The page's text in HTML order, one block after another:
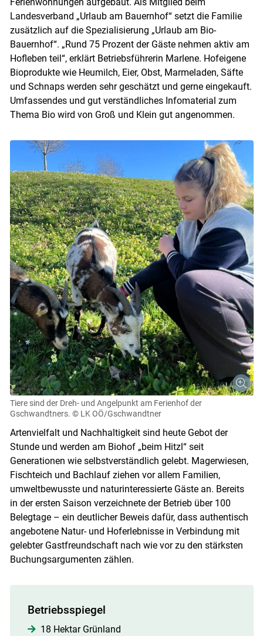
Landesverband „Urlaub am Bauernhof“ setzt die Familie
zusätzlich auf die Spezialisierung „Urlaub am Bio-
Bauernhof“. „Rund 75 Prozent der Gäste nehmen aktiv am
Hofleben teil“, erklärt Betriebsführerin Marlene. Hofeigene
Bioprodukte wie Heumilch, Eier, Obst, Marmeladen, Säfte
und Schnaps werden sehr geschätzt und gerne eingekauft.
Umfassendes und gut verständliches Infomaterial zum
Thema Bio wird von Groß und Klein gut angenommen.
Tiere sind der Dreh- und Angelpunkt am Ferienhof der
Gschwandtners. © LK OÖ/Gschwandtner
Artenvielfalt und Nachhaltigkeit sind heute Gebot der
Stunde und werden am Biohof „beim Hitzl“ seit
Generationen wie selbstverständlich gelebt. Magerwiesen,
Fischteich und Bachlauf ziehen vor allem Familien,
umweltbewusste und naturinteressierte Gäste an. Bereits
in der ersten Saison verzeichnete der Betrieb über 100
Belegtage – ein deutlicher Beweis dafür, dass authentisch
angebotene Natur- und Hoferlebnisse in Verbindung mit
gelebter Gastfreundschaft nach wie vor zu den stärksten
Buchungsargumenten zählen.
Betriebsspiegel
18 Hektar Grünland